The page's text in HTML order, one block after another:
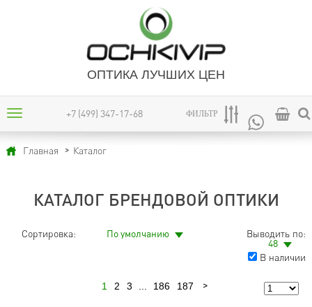
ОПТИКА ЛУЧШИХ ЦЕН
+7 (499) 347-17-68 ФИЛЬТР
Главная Каталог
КАТАЛОГ БРЕНДОВОЙ ОПТИКИ
Сортировка: По умолчанию
Выводить по:
48
В наличии
1 2 3 186 187